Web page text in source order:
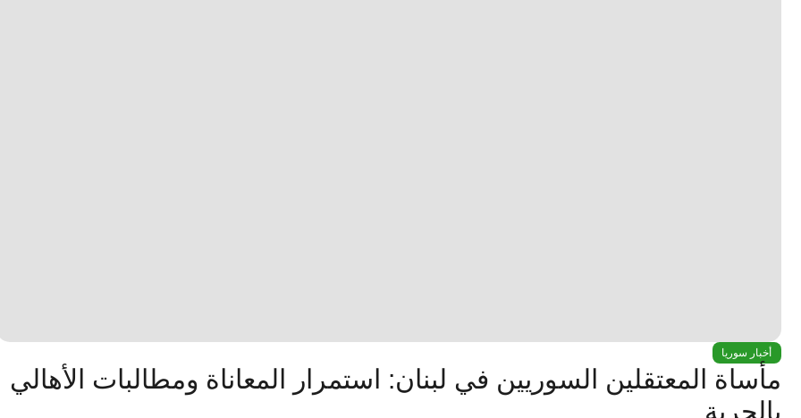
أخبار سوريا
مأساة المعتقلين السوريين في لبنان: استمرار المعاناة ومطالبات الأهالي
بالحرية